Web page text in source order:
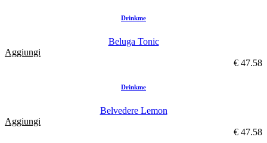
Drinkme
Beluga Tonic
Aggiungi
€ 47.58
Drinkme
Belvedere Lemon
Aggiungi
€ 47.58